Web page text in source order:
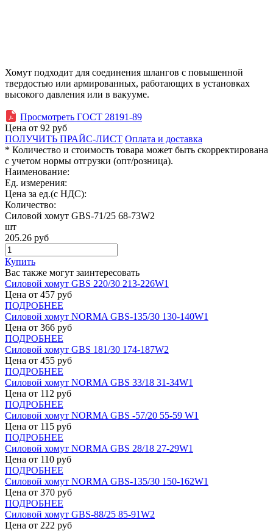
Хомут подходит для соединения шлангов с повышенной
твердостью или армированных, работающих в установках
высокого давления или в вакууме.
Просмотреть ГОСТ 28191-89
Цена от 92 руб
ПОЛУЧИТЬ ПРАЙС-ЛИСТ Оплата и доставка
* Количество и стоимость товара может быть скорректирована
с учетом нормы отгрузки (опт/розница).
Наименование:
Ед. измерения:
Цена за ед.(с НДС):
Количество:
Силовой хомут GBS-71/25 68-73W2
шт
205.26 руб
Купить
Вас также могут заинтересовать
Силовой хомут GBS 220/30 213-226W1
Цена от 457 руб
ПОДРОБНЕЕ
Силовой хомут NORMA GBS-135/30 130-140W1
Цена от 366 руб
ПОДРОБНЕЕ
Силовой хомут GBS 181/30 174-187W2
Цена от 455 руб
ПОДРОБНЕЕ
Силовой хомут NORMA GBS 33/18 31-34W1
Цена от 112 руб
ПОДРОБНЕЕ
Силовой хомут NORMA GBS -57/20 55-59 W1
Цена от 115 руб
ПОДРОБНЕЕ
Силовой хомут NORMA GBS 28/18 27-29W1
Цена от 110 руб
ПОДРОБНЕЕ
Силовой хомут NORMA GBS-135/30 150-162W1
Цена от 370 руб
ПОДРОБНЕЕ
Силовой хомут GBS-88/25 85-91W2
Цена от 222 руб